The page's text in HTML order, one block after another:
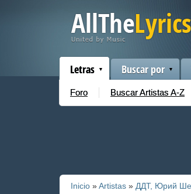
Letras
Foro Buscar Artistas A-Z
Buscar por
Inicio »Artistas » ДДТ, Юрий